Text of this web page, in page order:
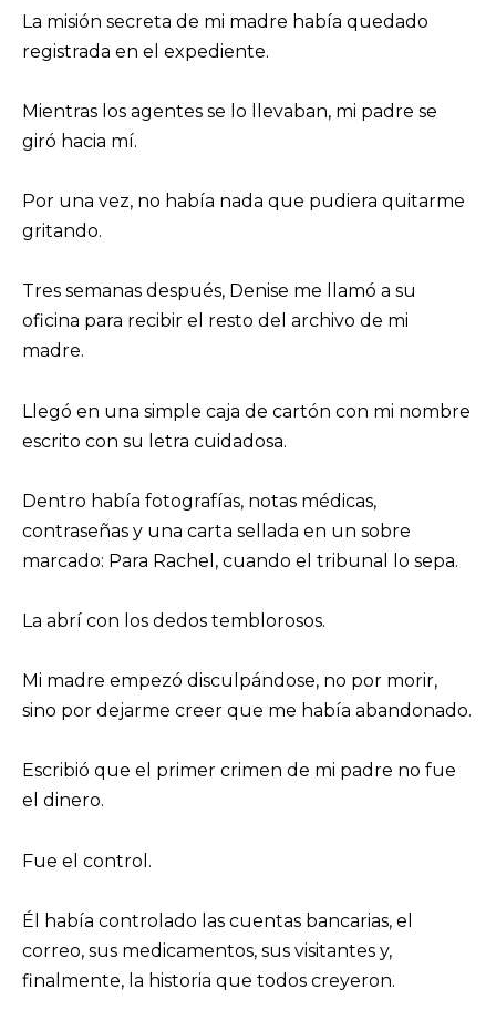
La misión secreta de mi madre había quedado
registrada en el expediente.
Mientras los agentes se lo llevaban, mi padre se
giró hacia mí.
Por una vez, no había nada que pudiera quitarme
gritando.
Tres semanas después, Denise me llamó a su
oficina para recibir el resto del archivo de mi
madre.
Llegó en una simple caja de cartón con mi nombre
escrito con su letra cuidadosa.
Dentro había fotografías, notas médicas,
contraseñas y una carta sellada en un sobre
marcado: Para Rachel, cuando el tribunal lo sepa.
La abrí con los dedos temblorosos.
Mi madre empezó disculpándose, no por morir,
sino por dejarme creer que me había abandonado.
Escribió que el primer crimen de mi padre no fue
el dinero.
Fue el control.
Él había controlado las cuentas bancarias, el
correo, sus medicamentos, sus visitantes y,
finalmente, la historia que todos creyeron.